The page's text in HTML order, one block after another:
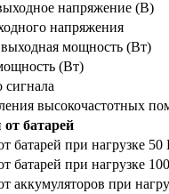
напряжение (В)
напряжения
мощность (Вт)
(Вт)
высокочастотных
батарей
батарей при нагрузке 50
батарей при нагрузке
аккумуляторов при